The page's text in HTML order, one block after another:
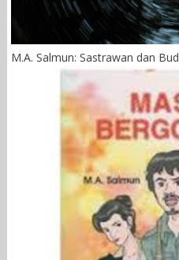
M.A. Salmun: Sastrawan dan